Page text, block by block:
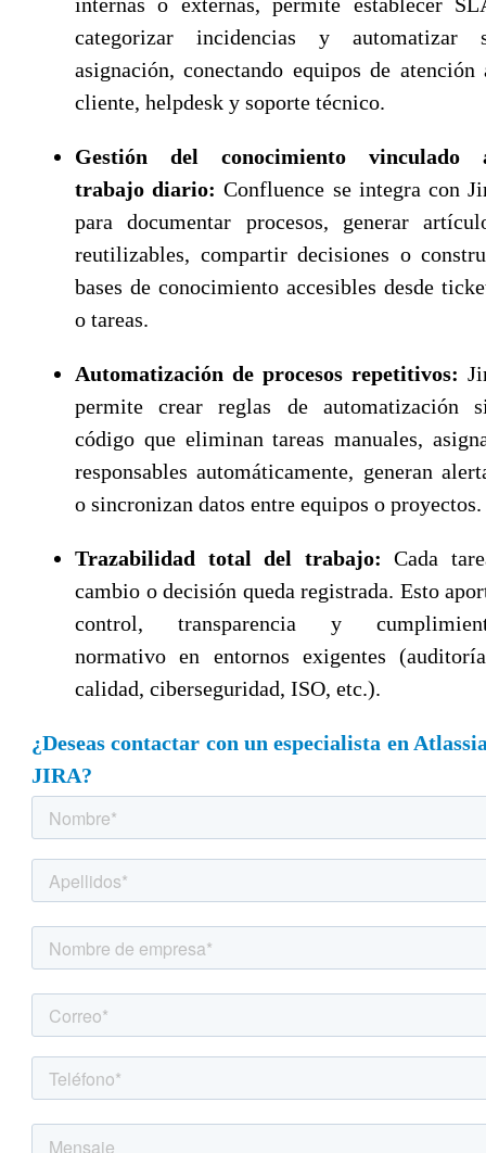
categorizar incidencias y automatizar
asignación, conectando equipos de atención
cliente, helpdesk y soporte técnico.
Gestión del conocimiento vinculado
trabajo diario: Confluence se integra con
para documentar procesos, generar
reutilizables, compartir decisiones o
bases de conocimiento accesibles desde
o tareas.
Automatización de procesos repetitivos:
permite crear reglas de automatización
código que eliminan tareas manuales,
responsables automáticamente, generan
o sincronizan datos entre equipos o proyectos.
Trazabilidad total del trabajo: Cada
cambio o decisión queda registrada. Esto
control, transparencia y
normativo en entornos exigentes
calidad, ciberseguridad, ISO, etc.).
¿Deseas contactar con un especialista en
JIRA?